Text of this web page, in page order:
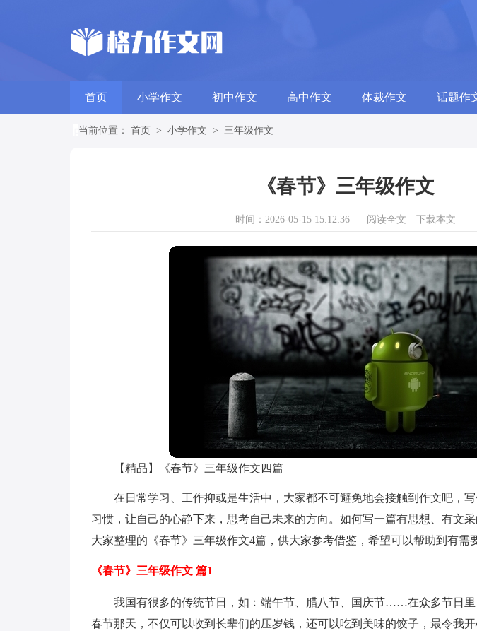
首页 小学作文 初中作文 高中作文 体裁作文 话题作
当前位置： 首页 > 小学作文 > 三年级作文
《春节》三年级作文
时间：2026-05-15 15:12:36 阅读全文 下载本文
【精品】《春节》三年级作文四篇
在日常学习、工作抑或是生活中，大家都不可避免地会接触到作文吧，
习惯，让自己的心静下来，思考自己未来的方向。如何写一篇有思想、有文
大家整理的《春节》三年级作文4篇，供大家参考借鉴，希望可以帮助到有需
《春节》三年级作文 篇1
我国有很多的传统节日，如﹕端午节、腊八节、国庆节……在众多节日里
春节那天，不仅可以收到长辈们的压岁钱，还可以吃到美味的饺子，最令我